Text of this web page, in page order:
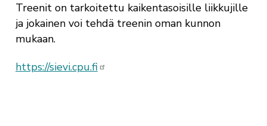
Treenit on tarkoitettu kaikentasoisille liikkujille
ja jokainen voi tehdä treenin oman kunnon
mukaan.
https://sievi.cpu.fi